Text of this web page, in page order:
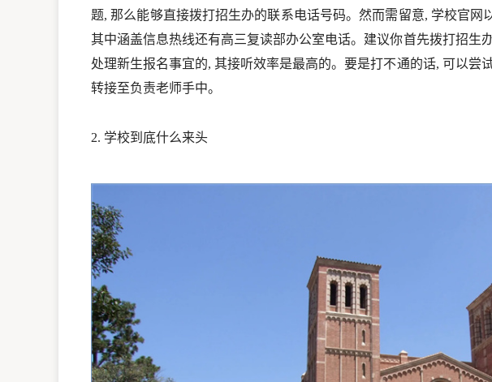
题, 那么能够直接拨打招生办的联系电话号码。然而需留意, 学校官网
其中涵盖信息热线还有高三复读部办公室电话。建议你首先拨打招生
处理新生报名事宜的, 其接听效率是最高的。要是打不通的话, 可以尝
转接至负责老师手中。
2. 学校到底什么来头